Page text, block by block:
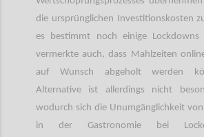
die ursprünglichen Investitionskosten
es bestimmt noch einige Lockdowns
vermerkte auch, dass Mahlzeiten
auf Wunsch abgeholt werden
Alternative ist allerdings nicht
wodurch sich die Unumgänglichkeit von
in der Gastronomie bei